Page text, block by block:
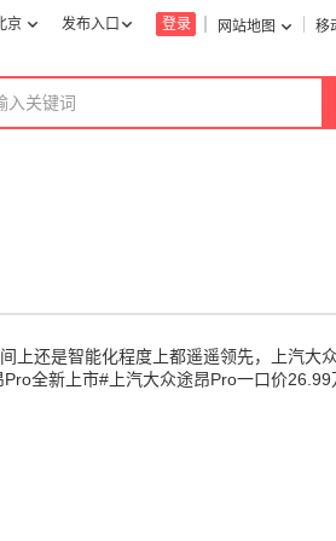
网站地图 移
登录
发布入口
京
还是智能化程度上都遥遥领先，上汽大
全新上市#上汽大众途昂Pro一口价26.99